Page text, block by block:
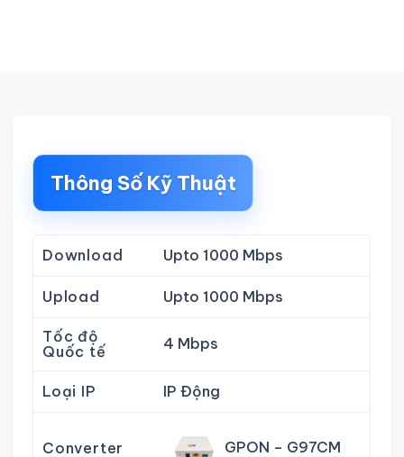
Thông Số Kỹ Thuật
Download Upto 1000 Mbps
Upload Upto 1000 Mbps
Tốc độ
Quốc tế
4 Mbps
Loại IP IP Động
Converter GPON – G97CM